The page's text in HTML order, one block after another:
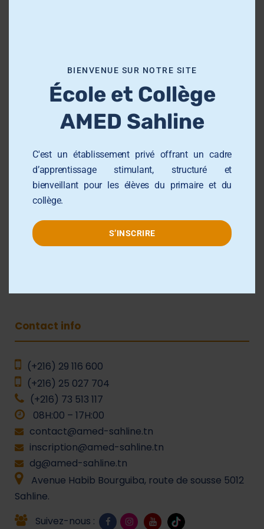
École Primaire AMED Sahloul
École et Collège AMED Beni Hassen
École et Collège AMED Sahline
Collège AMED Jemmel
Collège AMED Khezama sousse
Collège AMED Riadh Sousse
Centre de Formation AMED
Université AMED Sahloul
Contact info
(+216) 29 116 600
(+216) 25 027 704
(+216) 73 513 117
08H:00 – 17H:00
contact@amed-sahline.tn
inscription@amed-sahline.tn
dg@amed-sahline.tn
Avenue Habib Bourguiba, route de sousse 5012
Sahline.
Suivez-nous :
BIENVENUE SUR NOTRE SITE
École et Collège
AMED Sahline
C'est un établissement privé offrant un cadre
d’apprentissage stimulant, structuré et
bienveillant pour les élèves du primaire et du
collège.
S’INSCRIRE